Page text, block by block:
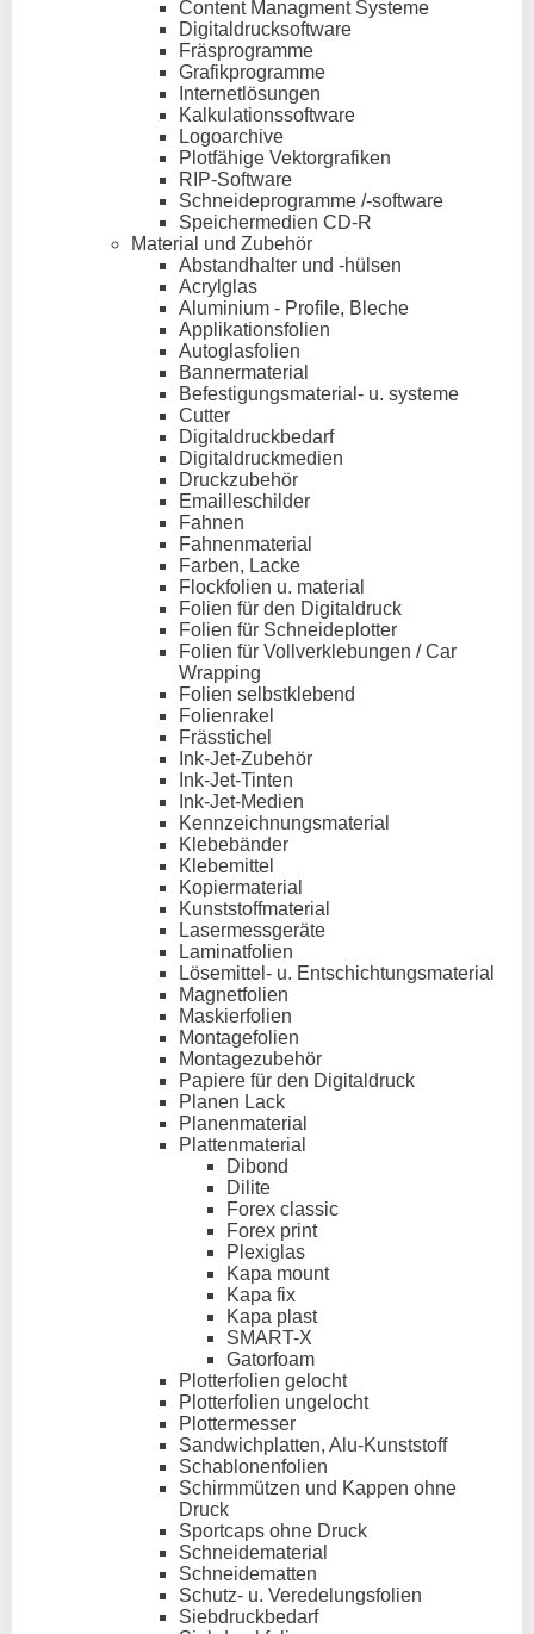
Content Managment Systeme
Digitaldrucksoftware
Fräsprogramme
Grafikprogramme
Internetlösungen
Kalkulationssoftware
Logoarchive
Plotfähige Vektorgrafiken
RIP-Software
Schneideprogramme /-software
Speichermedien CD-R
Material und Zubehör
Abstandhalter und -hülsen
Acrylglas
Aluminium - Profile, Bleche
Applikationsfolien
Autoglasfolien
Bannermaterial
Befestigungsmaterial- u. systeme
Cutter
Digitaldruckbedarf
Digitaldruckmedien
Druckzubehör
Emailleschilder
Fahnen
Fahnenmaterial
Farben, Lacke
Flockfolien u. material
Folien für den Digitaldruck
Folien für Schneideplotter
Folien für Vollverklebungen / Car
Wrapping
Folien selbstklebend
Folienrakel
Frässtichel
Ink-Jet-Zubehör
Ink-Jet-Tinten
Ink-Jet-Medien
Kennzeichnungsmaterial
Klebebänder
Klebemittel
Kopiermaterial
Kunststoffmaterial
Lasermessgeräte
Laminatfolien
Lösemittel- u. Entschichtungsmaterial
Magnetfolien
Maskierfolien
Montagefolien
Montagezubehör
Papiere für den Digitaldruck
Planen Lack
Planenmaterial
Plattenmaterial
Dibond
Dilite
Forex classic
Forex print
Plexiglas
Kapa mount
Kapa fix
Kapa plast
SMART-X
Gatorfoam
Plotterfolien gelocht
Plotterfolien ungelocht
Plottermesser
Sandwichplatten, Alu-Kunststoff
Schablonenfolien
Schirmmützen und Kappen ohne
Druck
Sportcaps ohne Druck
Schneidematerial
Schneidematten
Schutz- u. Veredelungsfolien
Siebdruckbedarf